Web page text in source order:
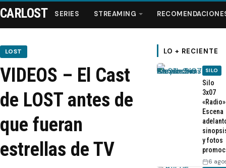
Series
Streaming
Recomendaciones
CARLOST SERIES STREAMING
LOST
VIDEOS – El Cast
de LOST antes de
que fueran
estrellas de TV
LO + RECIENTE
SILO
Silo
3x07
Escena
y fotos
6